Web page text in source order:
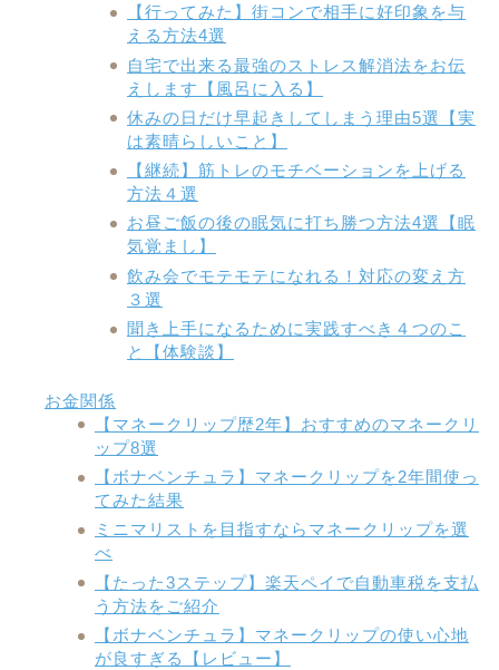
【行ってみた】街コンで相手に好印象を与
える方法4選
自宅で出来る最強のストレス解消法をお伝
えします【風呂に入る】
休みの日だけ早起きしてしまう理由5選【実
は素晴らしいこと】
【継続】筋トレのモチベーションを上げる
方法４選
お昼ご飯の後の眠気に打ち勝つ方法4選【眠
気覚まし】
飲み会でモテモテになれる！対応の変え方
３選
聞き上手になるために実践すべき４つのこ
と【体験談】
お金関係
【マネークリップ歴2年】おすすめのマネークリ
ップ8選
【ボナベンチュラ】マネークリップを2年間使っ
てみた結果
ミニマリストを目指すならマネークリップを選
べ
【たった3ステップ】楽天ペイで自動車税を支払
う方法をご紹介
【ボナベンチュラ】マネークリップの使い心地
が良すぎる【レビュー】